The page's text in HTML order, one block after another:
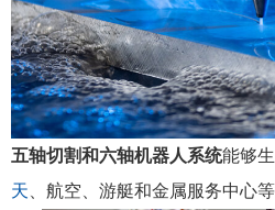
五轴切割和六轴机器人系统能够
天、航空、游艇和金属服务中心等